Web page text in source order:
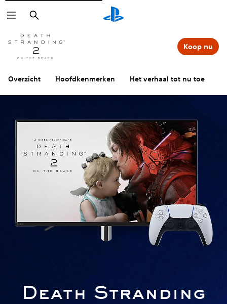
Zoeken
Overzicht Hoofdkenmerken Het verhaal tot nu toe
Koop nu
Death Stranding